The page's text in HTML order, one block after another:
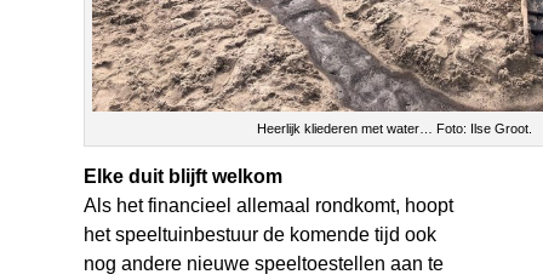
Heerlijk kliederen met water… Foto: Ilse Groot.
Elke duit blijft welkom
Als het financieel allemaal rondkomt, hoopt
het speeltuinbestuur de komende tijd ook
nog andere nieuwe speeltoestellen aan te